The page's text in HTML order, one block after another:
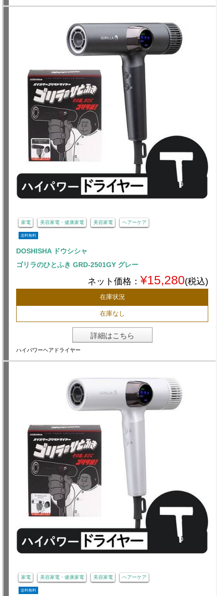
家電 美容家電・健康家電 美容家電 ヘアーケア
送料無料
DOSHISHA ドウシシャ
ゴリラのひとふき GRD-2501GY グレー
ネット価格： ¥15,280(税込)
在庫状況
在庫なし
詳細はこちら
ハイパワーヘアドライヤー
家電 美容家電・健康家電 美容家電 ヘアーケア
送料無料